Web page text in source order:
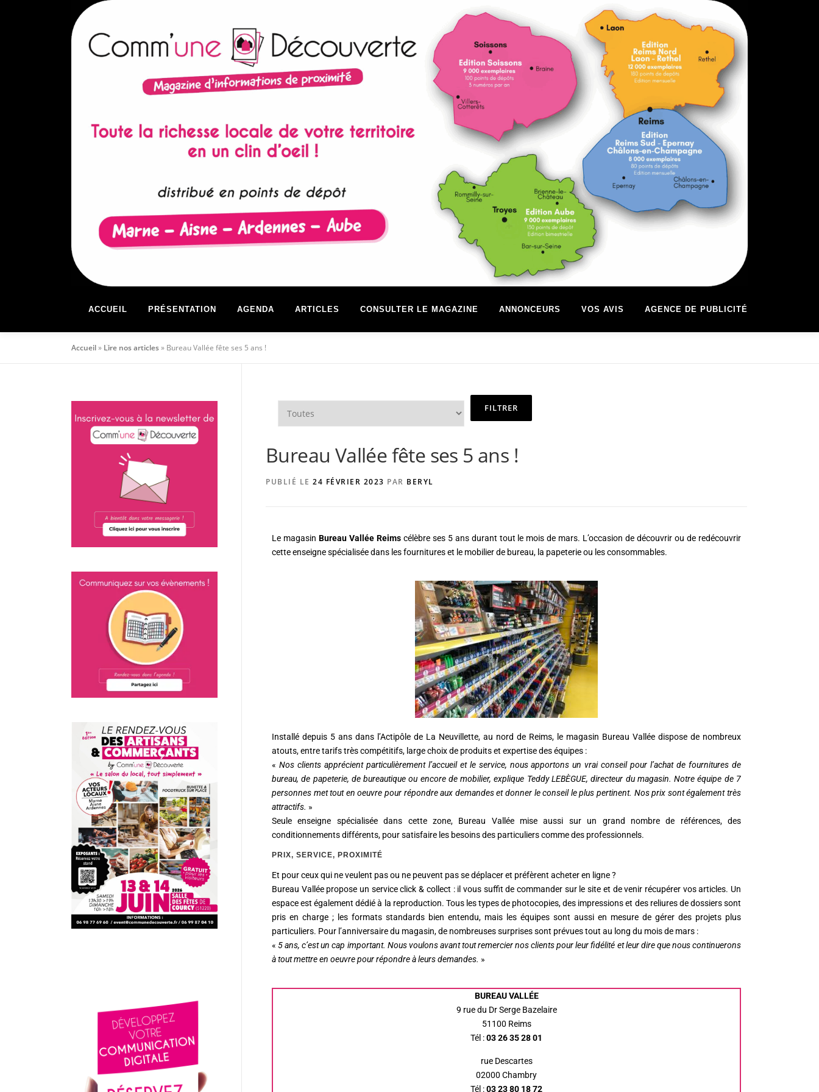
ACCUEIL PRÉSENTATION AGENDA ARTICLES CONSULTER LE MAGAZINE ANNONCEURS VOS AVIS AGENCE DE PUBLICITÉ
Accueil» Lire nos articles» Bureau Vallée fête ses 5 ans !
Bureau Vallée fête ses 5 ans !
PUBLIÉ LE 24 FÉVRIER 2023 PAR BERYL
Le magasin Bureau Vallée Reimscélèbre ses 5 ans durant tout le mois de mars. L’occasion de découvrir ou de redécouvrir
cette enseigne spécialisée dans les fournitures et le mobilier de bureau, la papeterie ou les consommables.
Installé depuis 5 ans dans l’Actipôle de La Neuvillette, au nord de Reims, le magasin Bureau Vallée dispose de nombreux
atouts, entre tarifs très compétitifs, large choix de produits et expertise des équipes :
« Nos clients apprécient particulièrement l’accueil et le service, nous apportons un vrai conseil pour l’achat de fournitures de
bureau, de papeterie, de bureautique ou encore de mobilier, explique Teddy LEBÈGUE, directeur du magasin. Notre équipe de 7
personnes met tout en oeuvre pour répondre aux demandes et donner le conseil le plus pertinent. Nos prix sont également très
attractifs. »
Seule enseigne spécialisée dans cette zone, Bureau Vallée mise aussi sur un grand nombre de références, des
conditionnements différents, pour satisfaire les besoins des particuliers comme des professionnels.
PRIX, SERVICE, PROXIMITÉ
Et pour ceux qui ne veulent pas ou ne peuvent pas se déplacer et préfèrent acheter en ligne ?
Bureau Vallée propose un service click & collect : il vous suffit de commander sur le site et de venir récupérer vos articles. Un
espace est également dédié à la reproduction. Tous les types de photocopies, des impressions et des reliures de dossiers sont
pris en charge ; les formats standards bien entendu, mais les équipes sont aussi en mesure de gérer des projets plus
particuliers. Pour l’anniversaire du magasin, de nombreuses surprises sont prévues tout au long du mois de mars :
« 5 ans, c’est un cap important. Nous voulons avant tout remercier nos clients pour leur fidélité et leur dire que nous continuerons
à tout mettre en oeuvre pour répondre à leurs demandes. »
BUREAU VALLÉE
9 rue du Dr Serge Bazelaire
51100 Reims
Tél :03 26 35 28 01
rue Descartes
02000 Chambry
Tél :03 23 80 18 72